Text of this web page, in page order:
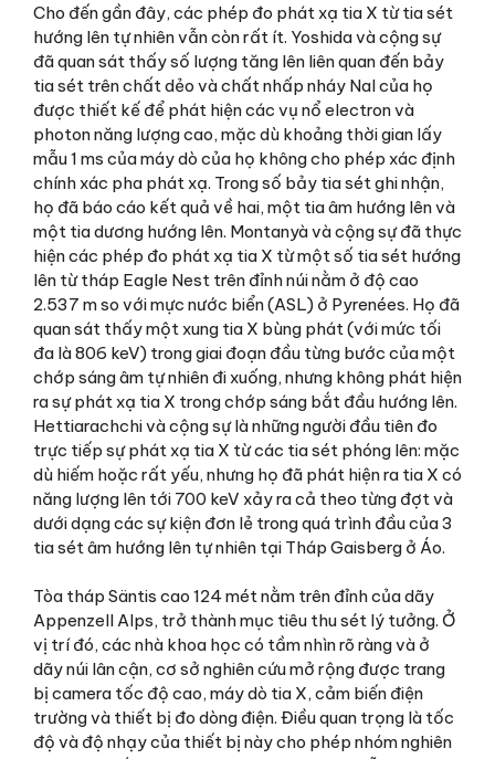
Cho đến gần đây, các phép đo phát xạ tia X từ tia sét
hướng lên tự nhiên vẫn còn rất ít. Yoshida và cộng sự
đã quan sát thấy số lượng tăng lên liên quan đến bảy
tia sét trên chất dẻo và chất nhấp nháy NaI của họ
được thiết kế để phát hiện các vụ nổ electron và
photon năng lượng cao, mặc dù khoảng thời gian lấy
mẫu 1 ms của máy dò của họ không cho phép xác định
chính xác pha phát xạ. Trong số bảy tia sét ghi nhận,
họ đã báo cáo kết quả về hai, một tia âm hướng lên và
một tia dương hướng lên. Montanyà và cộng sự đã thực
hiện các phép đo phát xạ tia X từ một số tia sét hướng
lên từ tháp Eagle Nest trên đỉnh núi nằm ở độ cao
2.537 m so với mực nước biển (ASL) ở Pyrenées. Họ đã
quan sát thấy một xung tia X bùng phát (với mức tối
đa là 806 keV) trong giai đoạn đầu từng bước của một
chớp sáng âm tự nhiên đi xuống, nhưng không phát hiện
ra sự phát xạ tia X trong chớp sáng bắt đầu hướng lên.
Hettiarachchi và cộng sự là những người đầu tiên đo
trực tiếp sự phát xạ tia X từ các tia sét phóng lên: mặc
dù hiếm hoặc rất yếu, nhưng họ đã phát hiện ra tia X có
năng lượng lên tới 700 keV xảy ra cả theo từng đợt và
dưới dạng các sự kiện đơn lẻ trong quá trình đầu của 3
tia sét âm hướng lên tự nhiên tại Tháp Gaisberg ở Áo.
Tòa tháp Säntis cao 124 mét nằm trên đỉnh của dãy
Appenzell Alps, trở thành mục tiêu thu sét lý tưởng. Ở
vị trí đó, các nhà khoa học có tầm nhìn rõ ràng và ở
dãy núi lân cận, cơ sở nghiên cứu mở rộng được trang
bị camera tốc độ cao, máy dò tia X, cảm biến điện
trường và thiết bị đo dòng điện. Điều quan trọng là tốc
độ và độ nhạy của thiết bị này cho phép nhóm nghiên